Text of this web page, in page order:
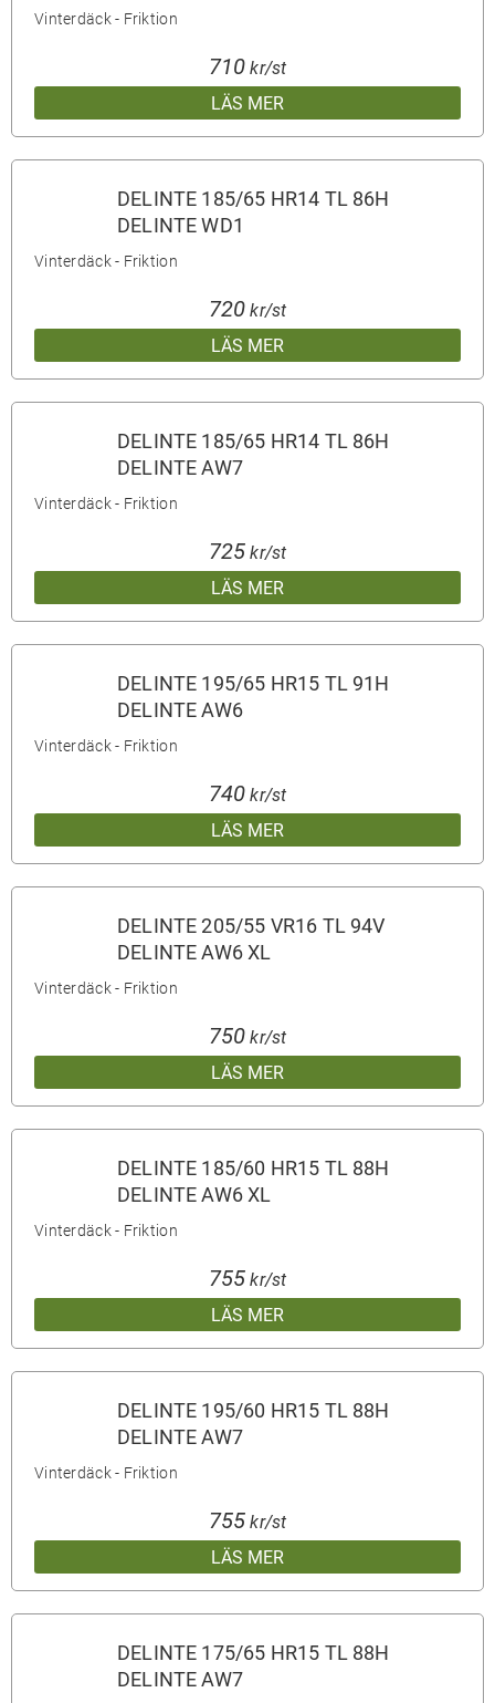
Vinterdäck - Friktion
LÄS MER
710 kr/st
DELINTE 185/65 HR14 TL 86H
DELINTE WD1
Vinterdäck - Friktion
LÄS MER
720 kr/st
DELINTE 185/65 HR14 TL 86H
DELINTE AW7
Vinterdäck - Friktion
LÄS MER
725 kr/st
DELINTE 195/65 HR15 TL 91H
DELINTE AW6
Vinterdäck - Friktion
LÄS MER
740 kr/st
DELINTE 205/55 VR16 TL 94V
DELINTE AW6 XL
Vinterdäck - Friktion
LÄS MER
750 kr/st
DELINTE 185/60 HR15 TL 88H
DELINTE AW6 XL
Vinterdäck - Friktion
LÄS MER
755 kr/st
DELINTE 195/60 HR15 TL 88H
DELINTE AW7
Vinterdäck - Friktion
LÄS MER
755 kr/st
DELINTE 175/65 HR15 TL 88H
DELINTE AW7